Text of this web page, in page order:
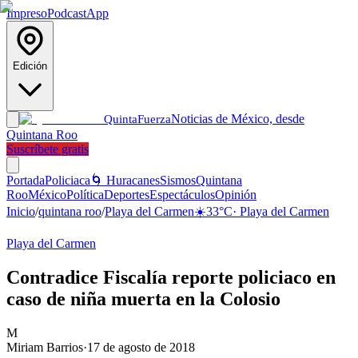
ImpresoPodcastApp
Edición
QuintaFuerzaNoticias de México, desde
Quintana Roo
Suscríbete gratis
PortadaPoliciaca 🌀 HuracanesSismosQuintana
RooMéxicoPolíticaDeportesEspectáculosOpinión
Inicio/quintana roo/Playa del Carmen☀️33°C· Playa del Carmen
Playa del Carmen
Contradice Fiscalía reporte policiaco en
caso de niña muerta en la Colosio
M
Miriam Barrios·17 de agosto de 2018